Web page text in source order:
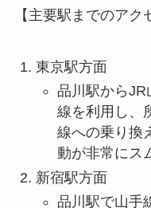
【主要駅までのアク
東京駅方面
品川駅から
線を利用し、
線への乗り換
動が非常にス
新宿駅方面
品川駅で山手